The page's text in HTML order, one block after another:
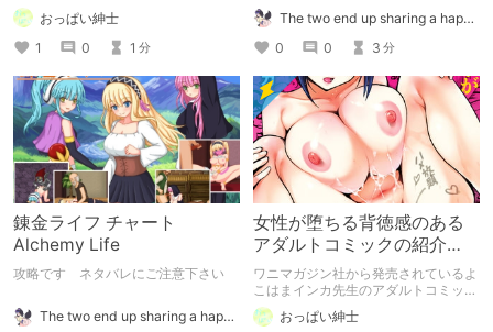
おっぱい紳士
1
0 1 分
The two end up sharing a happy kiss【二人は幸せな接吻をして終了】
0
0 3 分
錬金ライフ チャート
Alchemy Life
攻略です ネタバレにご注意下さい
The two end up sharing a happy kiss【二人は幸せな接吻をして終了】
女性が堕ちる背徳感のある
アダルトコミックの紹介
【よこはまインカ】
ワニマガジン社から発売されているよ
こはまインカ先生のアダルトコミック
「女教師が堕ちた理由【デジタル特装
版】」の紹介です
おっぱい紳士